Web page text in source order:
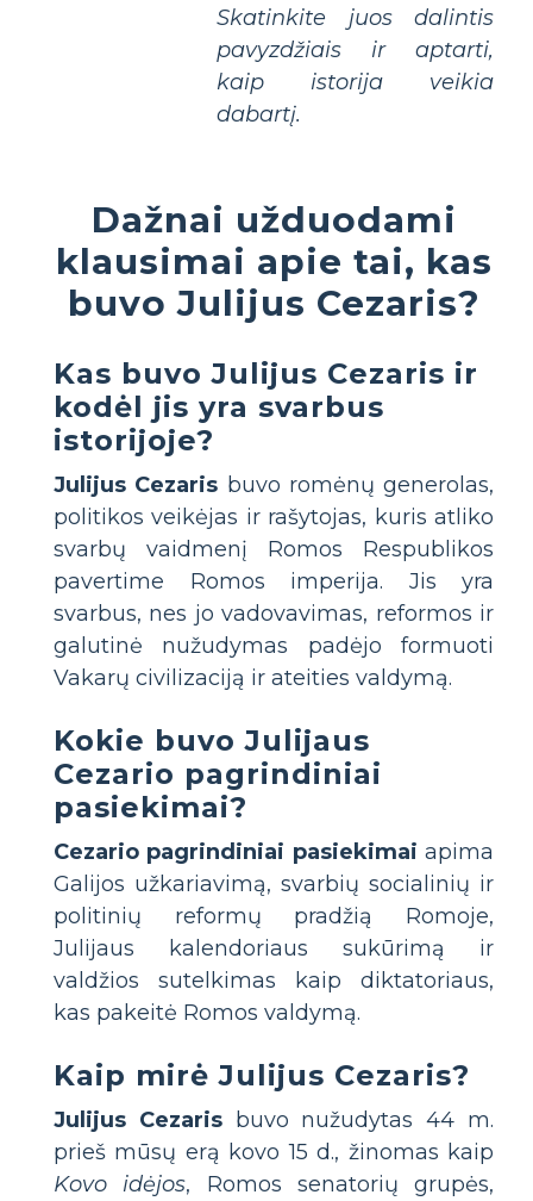
Skatinkite juos dalintis
pavyzdžiais ir aptarti,
kaip istorija veikia
dabartį.
Dažnai užduodami
klausimai apie tai, kas
buvo Julijus Cezaris?
Kas buvo Julijus Cezaris ir
kodėl jis yra svarbus
istorijoje?
Julijus Cezaris buvo romėnų generolas,
politikos veikėjas ir rašytojas, kuris atliko
svarbų vaidmenį Romos Respublikos
pavertime Romos imperija. Jis yra
svarbus, nes jo vadovavimas, reformos ir
galutinė nužudymas padėjo formuoti
Vakarų civilizaciją ir ateities valdymą.
Kokie buvo Julijaus
Cezario pagrindiniai
pasiekimai?
Cezario pagrindiniai pasiekimai apima
Galijos užkariavimą, svarbių socialinių ir
politinių reformų pradžią Romoje,
Julijaus kalendoriaus sukūrimą ir
valdžios sutelkimas kaip diktatoriaus,
kas pakeitė Romos valdymą.
Kaip mirė Julijus Cezaris?
Julijus Cezarisbuvo nužudytas 44 m.
prieš mūsų erą kovo 15 d., žinomas kaip
Kovo idėjos, Romos senatorių grupės,